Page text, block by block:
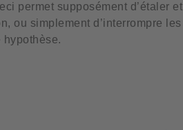
permet supposément d’étaler
ou simplement d’interrompre
hypothèse.